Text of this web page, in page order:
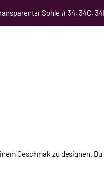
Sohle # 34, 34C,
Geschmak zu designen.